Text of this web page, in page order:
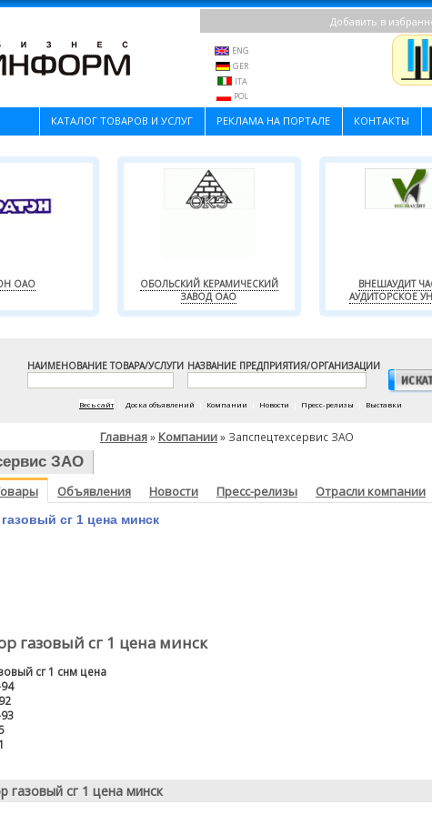
Добавить в
ENG
GER
ITA
POL
КАТАЛОГ ТОВАРОВ И УСЛУГ РЕКЛАМА НА ПОРТАЛЕ КОНТАКТЫ
ОАО
ОБОЛЬСКИЙ КЕРАМИЧЕСКИЙ
ЗАВОД ОАО
ВНЕШАУДИТ
АУДИТОРСКОЕ
НАИМЕНОВАНИЕ ТОВАРА/УСЛУГИ НАЗВАНИЕ ПРЕДПРИЯТИЯ/ОРГАНИЗАЦИИ
Весь сайт Доска объявлений Компании Новости Пресс-релизы Выставки
Главная» Компании» Запспецтехсервис ЗАО
ЗАО
Объявления Новости Пресс-релизы Отрасли компании
сг 1 цена минск
газовый сг 1 цена минск
сг 1 снм цена
газовый сг 1 цена минск